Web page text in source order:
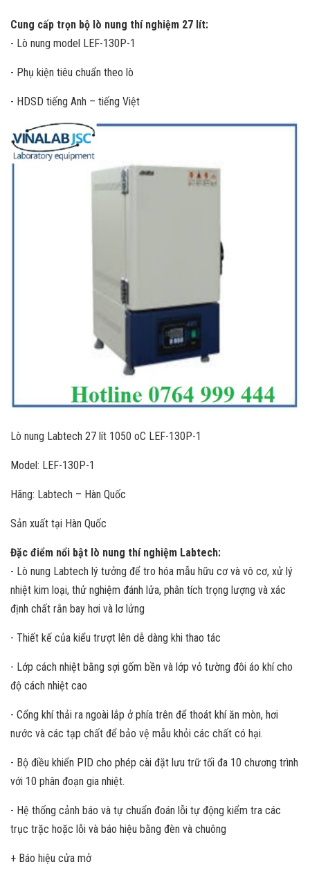
Cung cấp trọn bộ lò nung thí nghiệm 27 lít:
- Lò nung model LEF-130P-1
- Phụ kiện tiêu chuẩn theo lò
- HDSD tiếng Anh – tiếng Việt
Lò nung Labtech 27 lít 1050 oC LEF-130P-1
Model: LEF-130P-1
Hãng: Labtech – Hàn Quốc
Sản xuất tại Hàn Quốc
Đặc điểm nổi bật lò nung thí nghiệm Labtech:
- Lò nung Labtech lý tưởng để tro hóa mẫu hữu cơ và vô cơ, xử lý
nhiệt kim loại, thử nghiệm đánh lửa, phân tích trọng lượng và xác
định chất rắn bay hơi và lơ lửng
- Thiết kế của kiểu trượt lên dễ dàng khi thao tác
- Lớp cách nhiệt bằng sợi gốm bền và lớp vỏ tường đôi áo khí cho
độ cách nhiệt cao
- Cổng khí thải ra ngoài lắp ở phía trên để thoát khí ăn mòn, hơi
nước và các tạp chất để bảo vệ mẫu khỏi các chất có hại.
- Bộ điều khiển PID cho phép cài đặt lưu trữ tối đa 10 chương trình
với 10 phân đoạn gia nhiệt.
- Hệ thống cảnh báo và tự chuẩn đoán lỗi tự động kiểm tra các
trục trặc hoặc lỗi và báo hiệu bằng đèn và chuông
+ Báo hiệu cửa mở